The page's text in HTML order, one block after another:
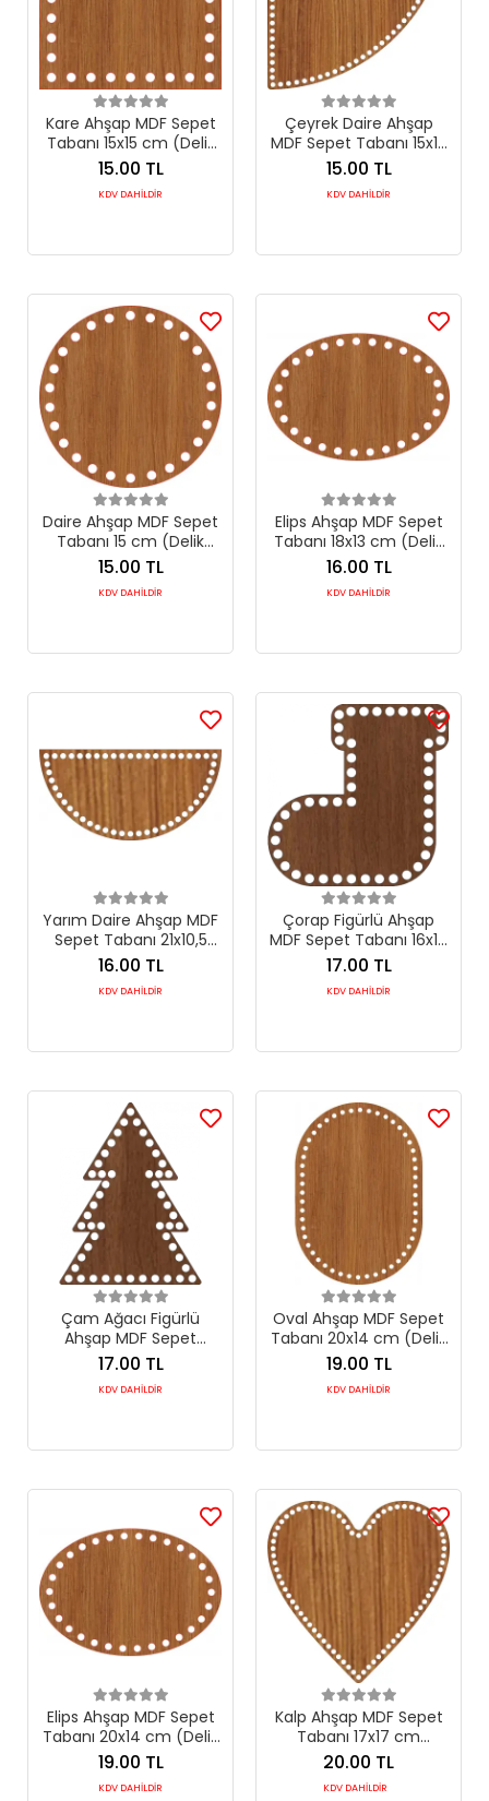
Kare Ahşap MDF Sepet
Tabanı 15x15 cm (Delik
Çapı 8 mm)
15.00 TL
KDV DAHİLDİR
Çeyrek Daire Ahşap
MDF Sepet Tabanı 15x15
cm (Seçilebilir Delik
15.00 TL
KDV DAHİLDİR
Daire Ahşap MDF Sepet
Tabanı 15 cm (Delik
Çapı 8 mm)
15.00 TL
KDV DAHİLDİR
Elips Ahşap MDF Sepet
Tabanı 18x13 cm (Delik
Çapı 8 mm)
16.00 TL
KDV DAHİLDİR
Yarım Daire Ahşap MDF
Sepet Tabanı 21x10,5
cm (Seçilebilir Delik
16.00 TL
KDV DAHİLDİR
Çorap Figürlü Ahşap
MDF Sepet Tabanı 16x16
cm (Delik Çapı 6 mm)
17.00 TL
KDV DAHİLDİR
Çam Ağacı Figürlü
Ahşap MDF Sepet
Tabanı 18x14 cm (Delik
17.00 TL
KDV DAHİLDİR
Oval Ahşap MDF Sepet
Tabanı 20x14 cm (Delik
Çapı 5 mm)
19.00 TL
KDV DAHİLDİR
Elips Ahşap MDF Sepet
Tabanı 20x14 cm (Delik
Çapı 8 mm)
19.00 TL
KDV DAHİLDİR
Kalp Ahşap MDF Sepet
Tabanı 17x17 cm
(Seçilebilir Delik Çapı)
20.00 TL
KDV DAHİLDİR